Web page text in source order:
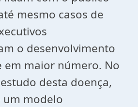
mesmo casos de
o desenvolvimento
em maior número. No
desta doença,
modelo